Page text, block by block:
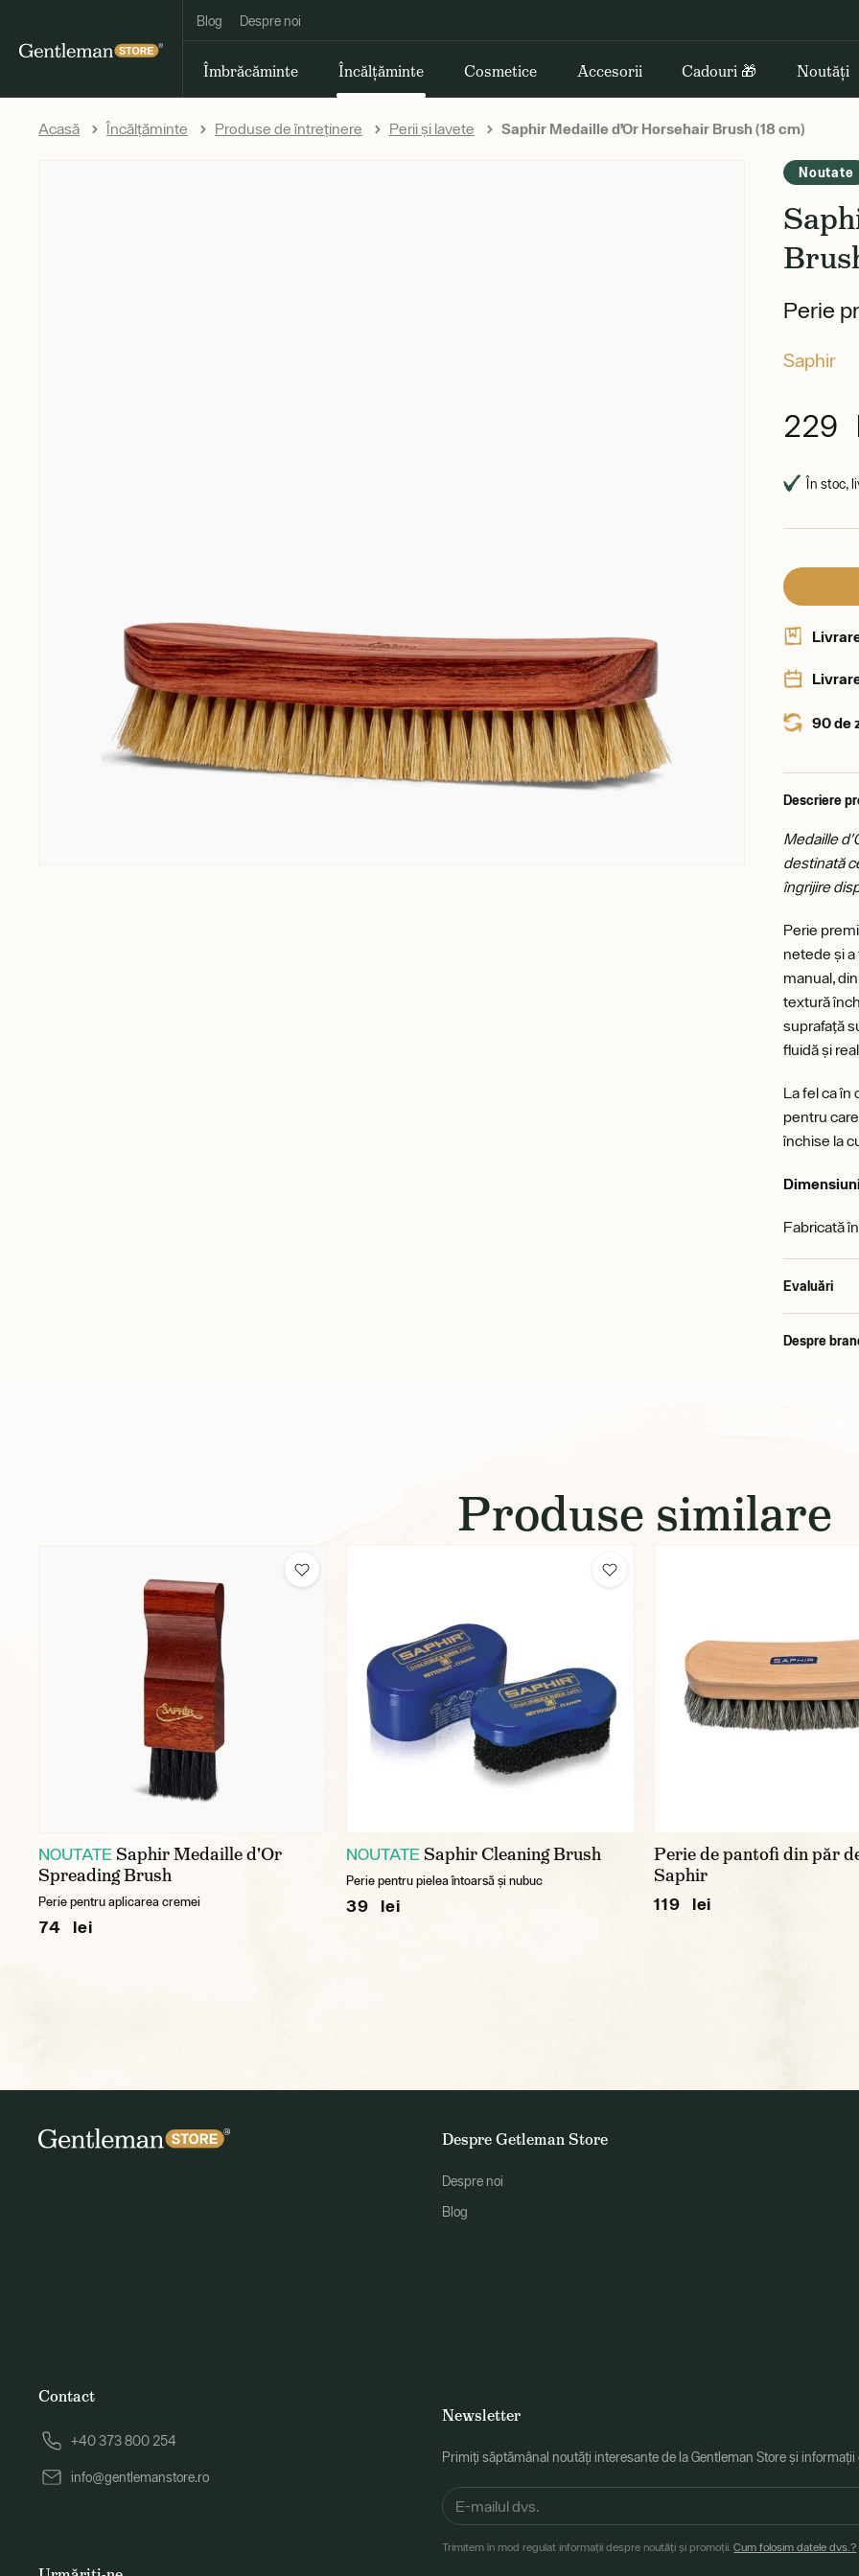
Blog Despre noi
Îmbrăcăminte Încălțăminte Cosmetice Accesorii Cadouri 🎁 Noutăți
Acasă Încălțăminte Produse de întreținere Perii și lavete Saphir Medaille d’Or Horsehair Brush (18 cm)
Noutate
Perie
Saphir
229
În stoc,
90 de
Descriere
Medaille
destinată
îngrijire
Perie
netede și
manual,
textură
suprafață
fluidă și
La fel ca în
pentru
închise la
Fabricată
Evaluări
Despre
Produse similare
NOUTATE Saphir Medaille d'Or
Spreading Brush
Perie pentru aplicarea cremei
74 lei
NOUTATE Saphir Cleaning Brush
Perie pentru pielea întoarsă și nubuc
39 lei
Perie de pantofi din păr
Saphir
119 lei
Despre Getleman Store
Despre noi
Blog
Newsletter
Primiți săptămânal noutăți interesante de la Gentleman Store și
Trimitem în mod regulat informații despre noutăți și promoții.Cum folosim datele dvs.?
Contact
+40 373 800 254
info@gentlemanstore.ro